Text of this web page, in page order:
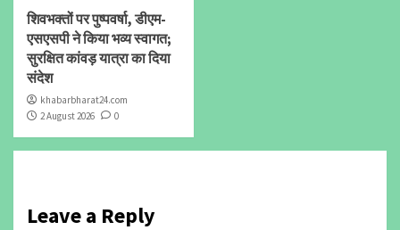
शिवभक्तों पर पुष्पवर्षा, डीएम-
एसएसपी ने किया भव्य स्वागत;
सुरक्षित कांवड़ यात्रा का दिया
संदेश
khabarbharat24.com
2 August 2026
0
Leave a Reply